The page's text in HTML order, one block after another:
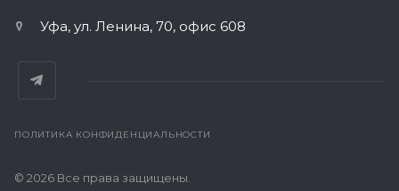
Уфа, ул. Ленина, 70, офис 608
ПОЛИТИКА КОНФИДЕНЦИАЛЬНОСТИ
© 2026 Все права защищены.